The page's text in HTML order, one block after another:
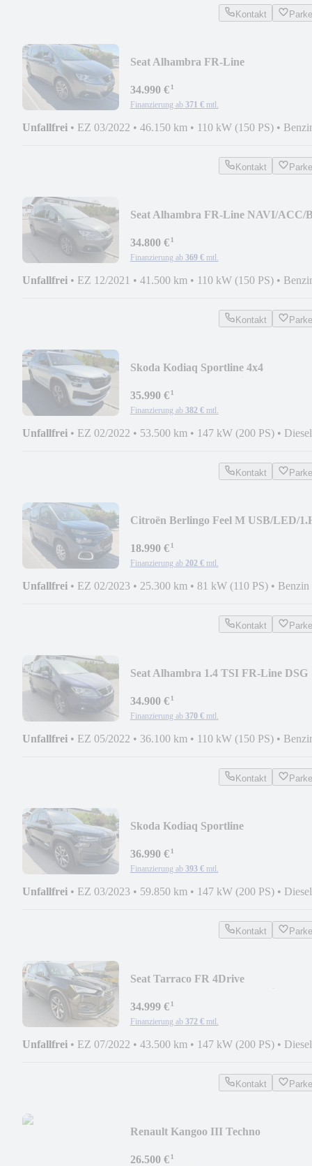
Kontakt
Seat Alhambra FR-Line
34.990 €¹
Finanzierung ab 371 € mtl.
Unfallfrei • EZ 03/2022 • 46.150 km • 110 kW (150 PS) •
Kontakt
Seat Alhambra FR-Line NAVI/ACC/
34.800 €¹
Finanzierung ab 369 € mtl.
Unfallfrei • EZ 12/2021 • 41.500 km • 110 kW (150 PS) •
Kontakt
Skoda Kodiaq Sportline 4x4
35.990 €¹
Finanzierung ab 382 € mtl.
Unfallfrei • EZ 02/2022 • 53.500 km • 147 kW (200 PS) • Diesel
Kontakt
Citroën Berlingo Feel M USB/LED/
18.990 €¹
Finanzierung ab 202 € mtl.
Unfallfrei • EZ 02/2023 • 25.300 km • 81 kW (110 PS) • Benzin
Kontakt
Seat Alhambra 1.4 TSI FR-Line DSG
34.900 €¹
Finanzierung ab 370 € mtl.
Unfallfrei • EZ 05/2022 • 36.100 km • 110 kW (150 PS) •
Kontakt
Skoda Kodiaq Sportline
36.990 €¹
Finanzierung ab 393 € mtl.
Unfallfrei • EZ 03/2023 • 59.850 km • 147 kW (200 PS) • Diesel
Kontakt
Seat Tarraco FR 4Drive
34.999 €¹
Finanzierung ab 372 € mtl.
Unfallfrei • EZ 07/2022 • 43.500 km • 147 kW (200 PS) • Diesel
Kontakt
Renault Kangoo III Techno
26.500 €¹